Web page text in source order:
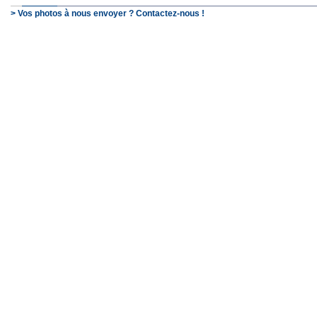
> Vos photos à nous envoyer ? Contactez-nous !